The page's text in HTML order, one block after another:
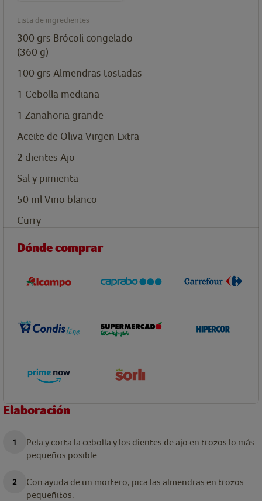
Lista de ingredientes
300 grs Brócoli congelado
(360 g)
100 grs Almendras tostadas
1 Cebolla mediana
1 Zanahoria grande
Aceite de Oliva Virgen Extra
2 dientes Ajo
Sal y pimienta
50 ml Vino blanco
Curry
Dónde comprar
Elaboración
Pela y corta la cebolla y los dientes de ajo en trozos lo más
pequeños posible.
Con ayuda de un mortero, pica las almendras en trozos
pequeñitos.